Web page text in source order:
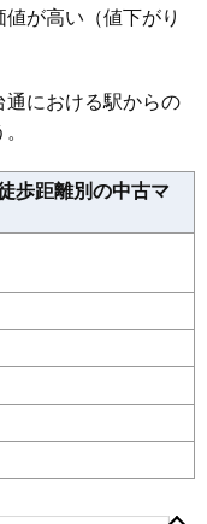
る
目
る
が高い（値下がり
における駅からの
歩距離別の中古マ